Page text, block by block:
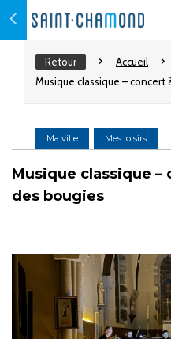
Retour Accueil
Musique classique – concert
Ma ville Mes loisirs
Musique classique –
des bougies